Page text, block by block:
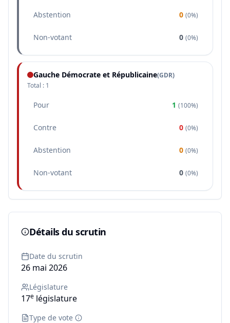
Abstention 0 (0%)
Non-votant 0 (0%)
Gauche Démocrate et Républicaine(GDR)
Total : 1
Pour 1 (100%)
Contre 0 (0%)
Abstention 0 (0%)
Non-votant 0 (0%)
Détails du scrutin
Date du scrutin
26 mai 2026
Législature
17e législature
Type de vote